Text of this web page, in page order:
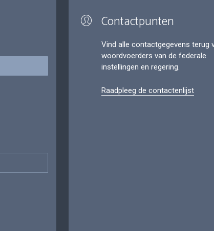
Contactpunten
Vind alle contactgegevens terug
woordvoerders van de federale
instellingen en regering.
Raadpleeg de contactenlijst